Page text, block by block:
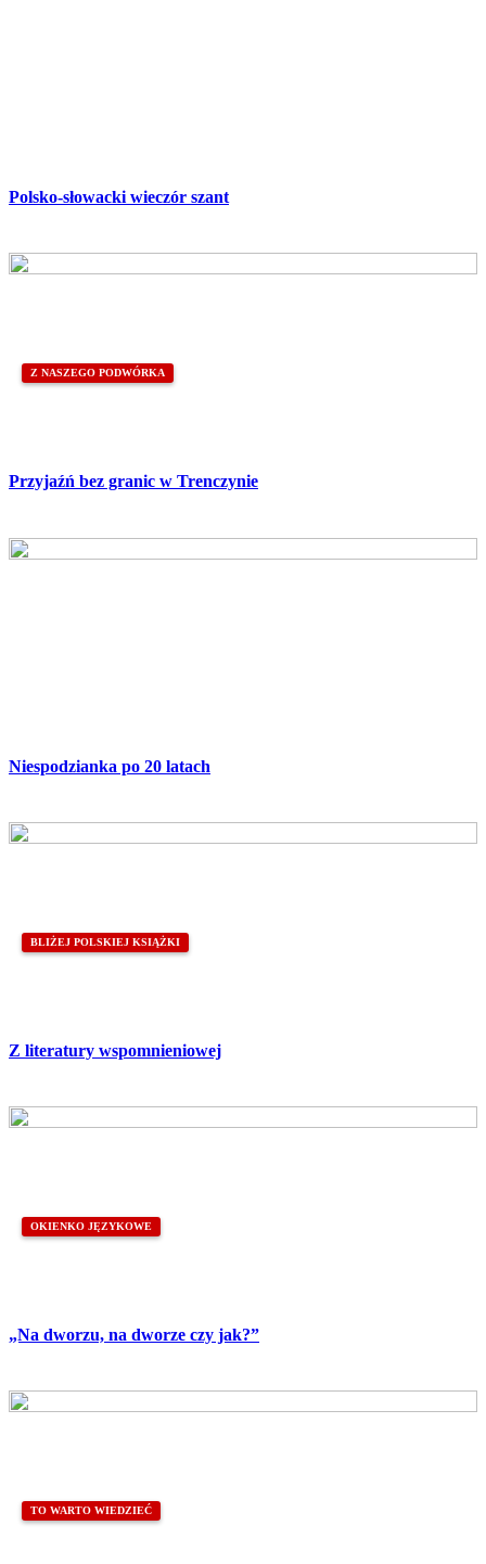
Polsko-słowacki wieczór szant
Z NASZEGO PODWÓRKA
Przyjaźń bez granic w Trenczynie
Niespodzianka po 20 latach
BLIŻEJ POLSKIEJ KSIĄŻKI
Z literatury wspomnieniowej
OKIENKO JĘZYKOWE
„Na dworzu, na dworze czy jak?”
TO WARTO WIEDZIEĆ